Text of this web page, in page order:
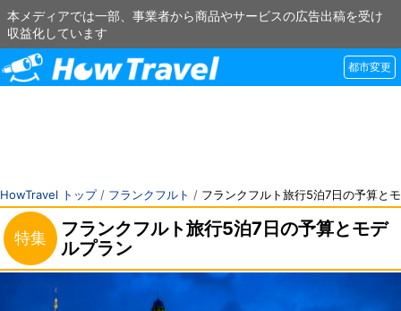
本メディアでは一部、事業者から商品やサービスの広告出稿を受け
収益化しています
都市変更
HowTravel トップ/ フランクフルト / フランクフルト旅行5泊7日の予算と
特集
フランクフルト旅行5泊7日の予算とモデ
ルプラン